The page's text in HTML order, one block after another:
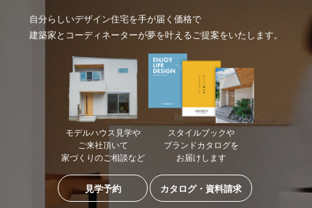
自分らしいデザイン住宅を手が届く価格で
建築家とコーディネーターが夢を叶えるご提案をいたします。
モデルハウス見学や
ご来社頂いて
家づくりのご相談など
見学予約
スタイルブックや
ブランドカタログを
お届けします
カタログ・資料請求